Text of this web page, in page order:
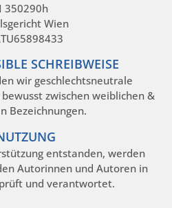
350290h
Wien
SCHREIBWEISE
wir geschlechtsneutrale
zwischen weiblichen &
Bezeichnungen.
entstanden, werden
Autorinnen und Autoren in
und verantwortet.